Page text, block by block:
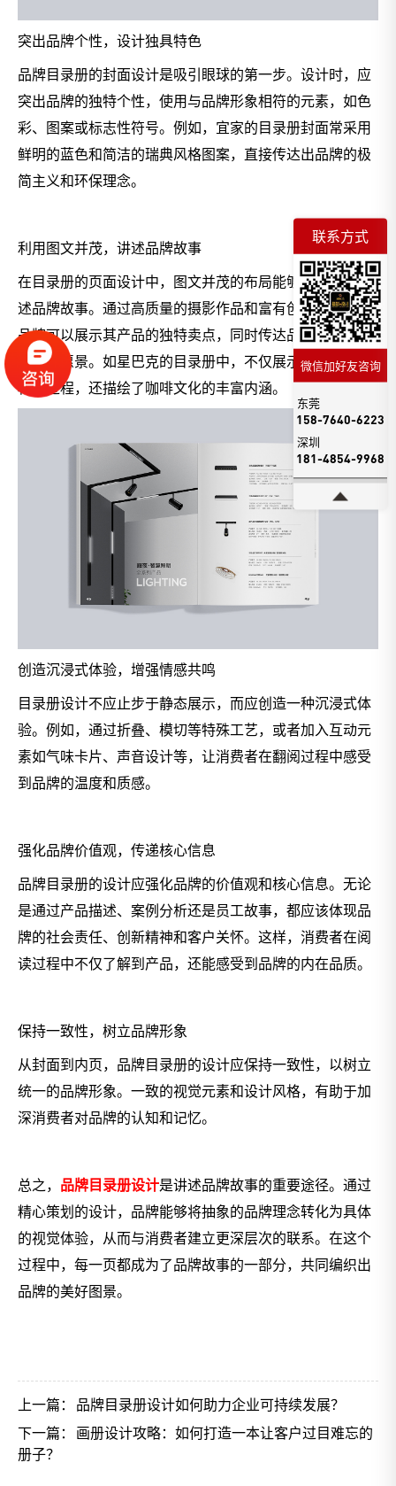
突出品牌个性，设计独具特色
品牌目录册的封面设计是吸引眼球的第一步。设计时，应
突出品牌的独特个性，使用与品牌形象相符的元素，如色
彩、图案或标志性符号。例如，宜家的目录册封面常采用
鲜明的蓝色和简洁的瑞典风格图案，直接传达出品牌的极
简主义和环保理念。
利用图文并茂，讲述品牌故事
在目录册的页面设计中，图文并茂的布局能够更有效地讲
述品牌故事。通过高质量的摄影作品和富有创意的插图，
品牌可以展示其产品的独特卖点，同时传达品牌的历史、
文化和愿景。如星巴克的目录册中，不仅展示了咖啡豆的
种植过程，还描绘了咖啡文化的丰富内涵。
创造沉浸式体验，增强情感共鸣
目录册设计不应止步于静态展示，而应创造一种沉浸式体
验。例如，通过折叠、模切等特殊工艺，或者加入互动元
素如气味卡片、声音设计等，让消费者在翻阅过程中感受
到品牌的温度和质感。
强化品牌价值观，传递核心信息
品牌目录册的设计应强化品牌的价值观和核心信息。无论
是通过产品描述、案例分析还是员工故事，都应该体现品
牌的社会责任、创新精神和客户关怀。这样，消费者在阅
读过程中不仅了解到产品，还能感受到品牌的内在品质。
保持一致性，树立品牌形象
从封面到内页，品牌目录册的设计应保持一致性，以树立
统一的品牌形象。一致的视觉元素和设计风格，有助于加
深消费者对品牌的认知和记忆。
总之， 品牌目录册设计是讲述品牌故事的重要途径。通过
精心策划的设计，品牌能够将抽象的品牌理念转化为具体
的视觉体验，从而与消费者建立更深层次的联系。在这个
过程中，每一页都成为了品牌故事的一部分，共同编织出
品牌的美好图景。
上一篇：
品牌目录册设计如何助力企业可持续发展？
下一篇：
画册设计攻略：如何打造一本让客户过目难忘的
册子？
联系方式
微信加好友咨询
东莞
158-7640-6223
深圳
181-4854-9968